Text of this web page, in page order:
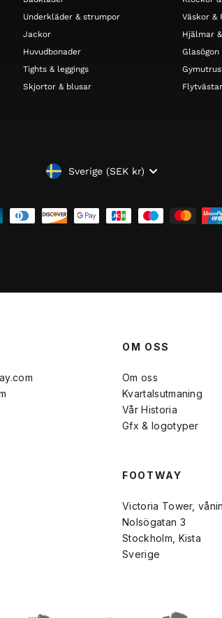
Underkläder & strumpor
Jackor
Huvudbonader
Tights & leggings
Skjortor & blusar
Väskor &
Hjälmar
Glasögon
Flytvästar
VALUTA
Sverige (SEK kr)
OM OSS
Om oss
Kvartalsutmaning
Vår Historia
Gfx & logotyper
FOOTWAY
Victoria Tower,
Nolsögatan 3
Stockholm, Kista
Sverige